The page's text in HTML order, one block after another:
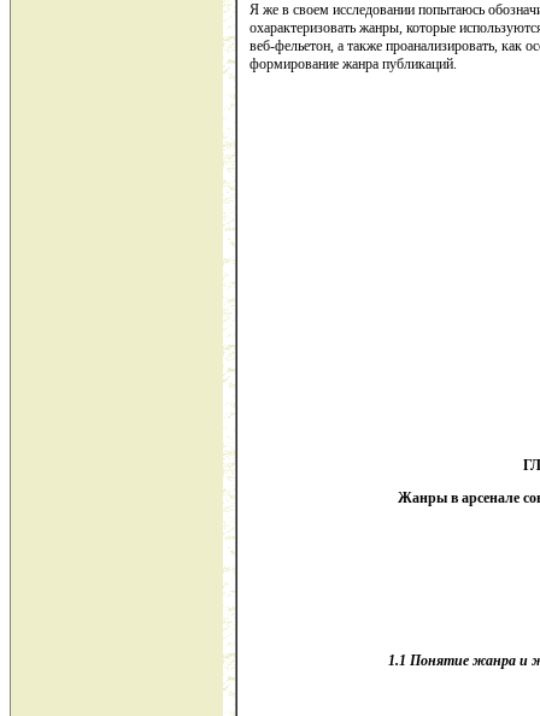
Я же в своем исследовании попытаюсь
охарактеризовать жанры, которые
веб-фельетон, а также проанализировать, как
формирование жанра публикаций.
Жанры в арсенале
1.1 Понятие жанра и